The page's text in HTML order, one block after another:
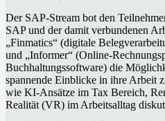
Der SAP-Stream bot den
SAP und der damit verbundenen
„Finmatics“ (digitale
und „Informer“ (Online-
Buchhaltungssoftware) die
spannende Einblicke in ihre Arbeit
wie KI-Ansätze im Tax Bereich,
Realität (VR) im Arbeitsalltag